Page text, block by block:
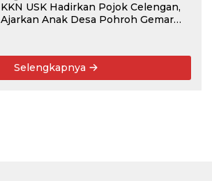
KKN USK Hadirkan Pojok Celengan,
Ajarkan Anak Desa Pohroh Gemar
Selengkapnya